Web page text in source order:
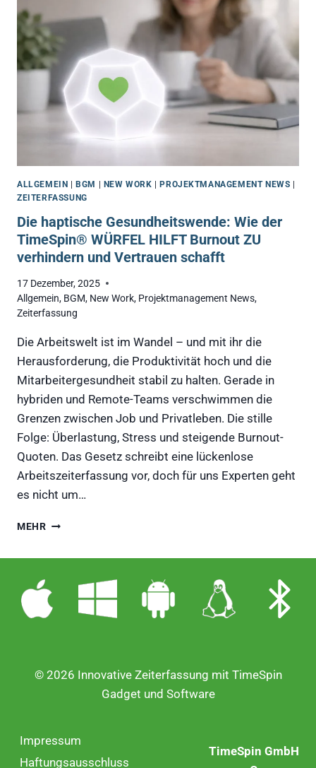
HAPTISCHE
ZEITERFASSUNG
DAS
MODERNE
BGM
TRANSFORMIERT
ALLGEMEIN BGM NEW WORK PROJEKTMANAGEMENT NEWS
ZEITERFASSUNG
Die haptische Gesundheitswende: Wie der
TimeSpin® WÜRFEL HILFT Burnout ZU
verhindern und Vertrauen schafft
17 Dezember, 2025
Allgemein, BGM, New Work, Projektmanagement News,
Zeiterfassung
Die Arbeitswelt ist im Wandel – und mit ihr die
Herausforderung, die Produktivität hoch und die
Mitarbeitergesundheit stabil zu halten. Gerade in
hybriden und Remote-Teams verschwimmen die
Grenzen zwischen Job und Privatleben. Die stille
Folge: Überlastung, Stress und steigende Burnout-
Quoten. Das Gesetz schreibt eine lückenlose
Arbeitszeiterfassung vor, doch für uns Experten geht
es nicht um…
MEHRDIE
TIMESPIN®
WÜRFEL
VERHINDERN
VERTRAUEN
Impressum
Haftungsausschluss
© 2026 Innovative Zeiterfassung mit TimeSpin
Gadget und Software
TimeSpin GmbH